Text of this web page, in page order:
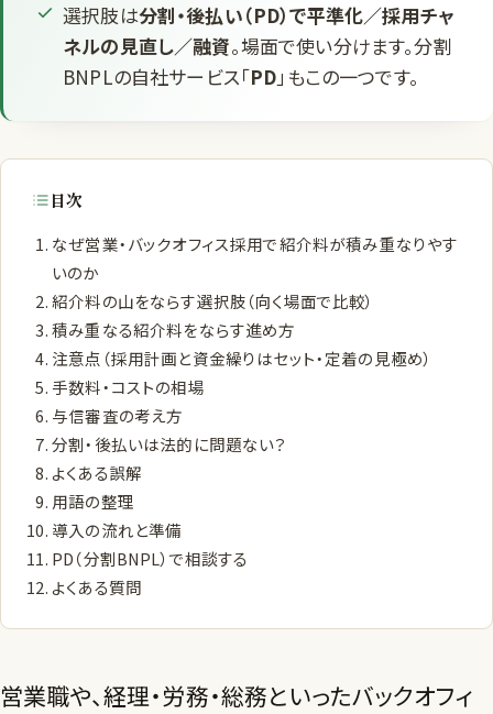
選択肢は分割・後払い（PD）で平準化／採用チャ
ネルの見直し／融資。場面で使い分けます。分割
BNPLの自社サービス「PD」もこの一つです。
目次
なぜ営業・バックオフィス採用で紹介料が積み重なりやす
いのか
紹介料の山をならす選択肢（向く場面で比較）
積み重なる紹介料をならす進め方
注意点（採用計画と資金繰りはセット・定着の見極め）
手数料・コストの相場
与信審査の考え方
分割・後払いは法的に問題ない？
よくある誤解
用語の整理
導入の流れと準備
PD（分割BNPL）で相談する
よくある質問
営業職や、経理・労務・総務といったバックオフィ